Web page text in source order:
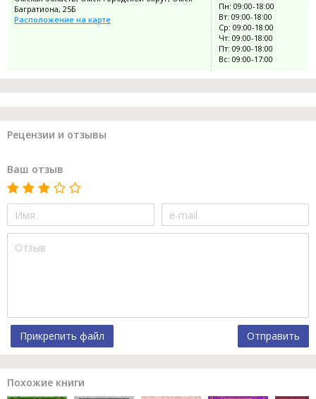
Багратиона, 25Б
Расположение на карте
Пн: 09:00-18:00
Вт: 09:00-18:00
Ср: 09:00-18:00
Чт: 09:00-18:00
Пт: 09:00-18:00
Вс: 09:00-17:00
Рецензии и отзывы
Ваш отзыв
Прикрепить файл Отправить
Похожие книги